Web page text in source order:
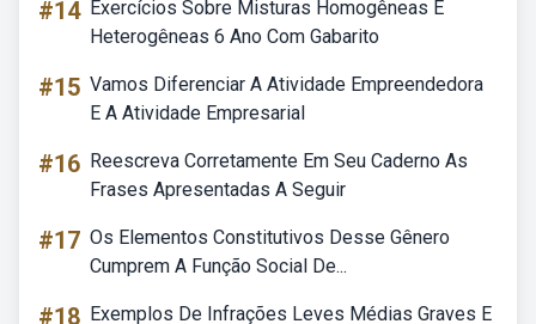
#14 Exercícios Sobre Misturas Homogêneas E
Heterogêneas 6 Ano Com Gabarito
#15 Vamos Diferenciar A Atividade Empreendedora
E A Atividade Empresarial
#16 Reescreva Corretamente Em Seu Caderno As
Frases Apresentadas A Seguir
#17 Os Elementos Constitutivos Desse Gênero
Cumprem A Função Social De...
#18 Exemplos De Infrações Leves Médias Graves E